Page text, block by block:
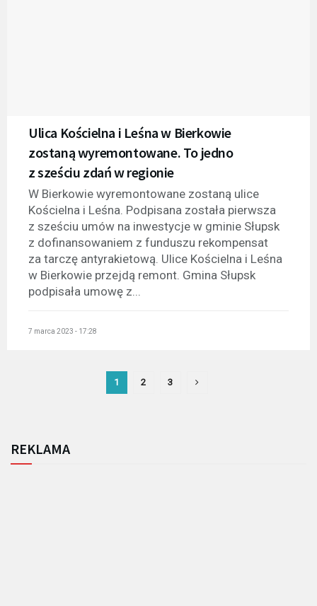
Ulica Kościelna i Leśna w Bierkowie
zostaną wyremontowane. To jedno
z sześciu zdań w regionie
W Bierkowie wyremontowane zostaną ulice
Kościelna i Leśna. Podpisana została pierwsza
z sześciu umów na inwestycje w gminie Słupsk
z dofinansowaniem z funduszu rekompensat
za tarczę antyrakietową. Ulice Kościelna i Leśna
w Bierkowie przejdą remont. Gmina Słupsk
podpisała umowę z...
7 marca 2023 - 17:28
1 2 3
REKLAMA